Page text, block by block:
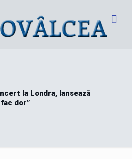
la Londra, lansează
dor”